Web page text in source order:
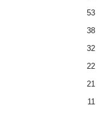
53
38
32
22
21
11